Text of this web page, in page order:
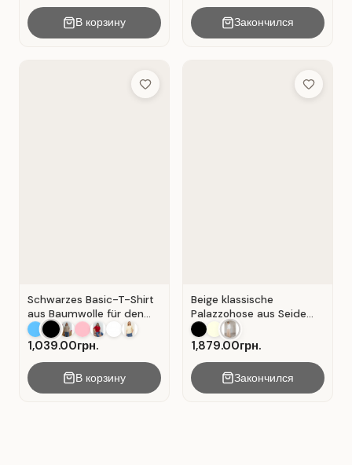
В корзину Закончился
Add to Wish List
Schwarzes Basic-T-Shirt
aus Baumwolle für den
Alltag . Schwarz.
1,039.00грн.
В корзину
Add to
Beige klassische
Palazzohose aus Seide
mit Falten . Beige .
1,879.00грн.
Закончился